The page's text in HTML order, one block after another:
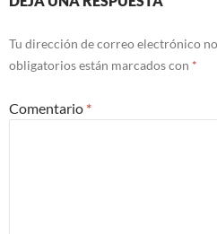
Tu dirección de correo electrónico
obligatorios están marcados con *
Comentario *